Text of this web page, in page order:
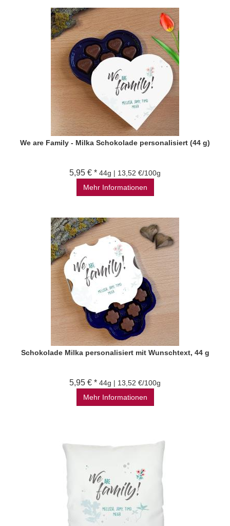
We are Family - Milka Schokolade personalisiert (44 g)
5,95 € * 44g | 13,52 €/100g
Mehr Informationen
Schokolade Milka personalisiert mit Wunschtext, 44 g
5,95 € * 44g | 13,52 €/100g
Mehr Informationen